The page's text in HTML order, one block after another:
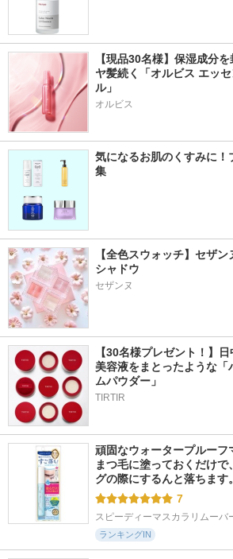
【現品30名様】保湿成分
ヤ髪続く「オルビス エッ
ル」
オルビス
気になるお肌のくすみに！
集
【全色スウォッチ】セザ
シャドウ
セザンヌ
【30名様プレゼント！】
美容液をまとったような「
ムパウダー」
TIRTIR
頑固なウォータープルーフ
まつ毛に塗っておくだけ
グの際にするんと落ちま
7
スピーディーマスカラリムーバ
ランキングIN